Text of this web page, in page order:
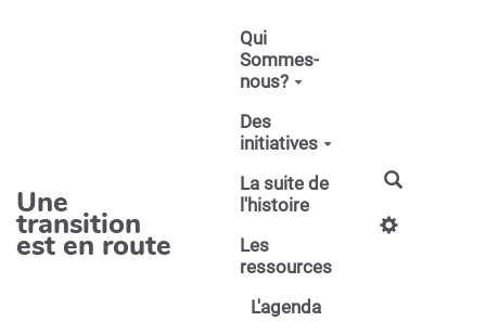
Une
transition
est en route
Qui
Sommes-
nous?
Des
initiatives
La suite de
l'histoire
Les
ressources
L'agenda